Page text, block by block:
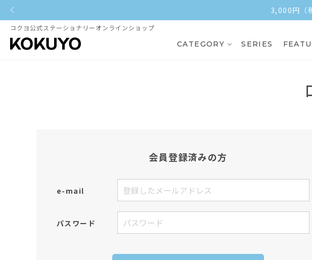
3,000円（
コクヨ公式ステーショナリーオンラインショップ
CATEGORY SERIES
会員登録済みの方
e-mail
パスワード